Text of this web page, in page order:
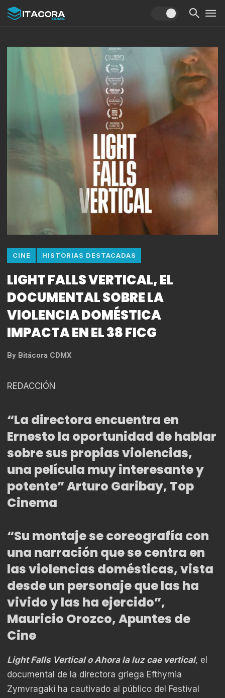
CINE HISTORIAS DESTACADAS
LIGHT FALLS VERTICAL, EL
DOCUMENTAL SOBRE LA
VIOLENCIA DOMÉSTICA
IMPACTA EN EL 38 FICG
By Bitácora CDMX
REDACCIÓN
“La directora encuentra en
Ernesto la oportunidad de hablar
sobre sus propias violencias,
una película muy interesante y
potente” Arturo Garibay, Top
Cinema
“Su montaje se coreografía con
una narración que se centra en
las violencias domésticas, vista
desde un personaje que las ha
vivido y las ha ejercido”,
Mauricio Orozco, Apuntes de
Cine
Light Falls Vertical o Ahora la luz cae vertical, el
documental de la directora griega Efthymia
Zymvragaki ha cautivado al público del Festival